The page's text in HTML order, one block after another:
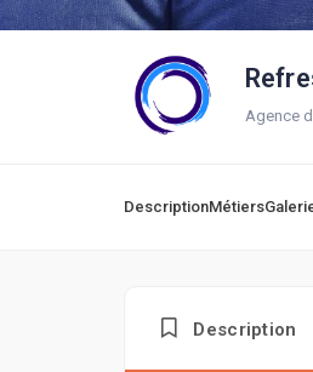
Agence
DescriptionMétiers
Description